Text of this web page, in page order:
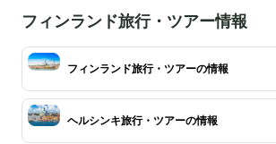
フィンランド旅行・ツアー情報
フィンランド旅行・ツアーの情報
ヘルシンキ旅行・ツアーの情報